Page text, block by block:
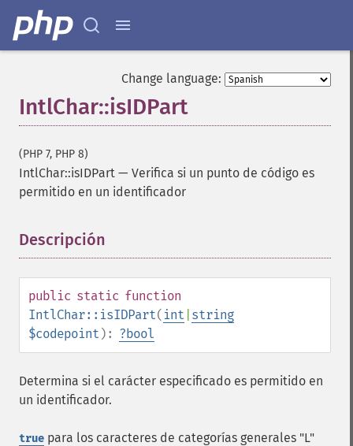
Change language:
IntlChar::isIDPart
(PHP 7, PHP 8)
IntlChar::isIDPart — Verifica si un punto de código es
permitido en un identificador
Descripción
public static function
IntlChar::isIDPart( int string
$codepoint ): ?bool
Determina si el carácter especificado es permitido en
un identificador.
true para los caracteres de categorías generales "L"